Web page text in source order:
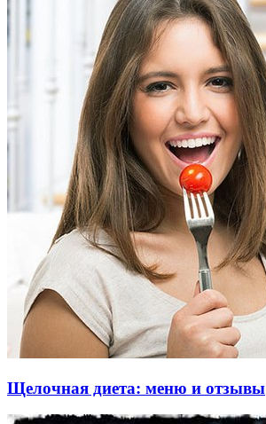
Щелочная диета: меню и отзывы